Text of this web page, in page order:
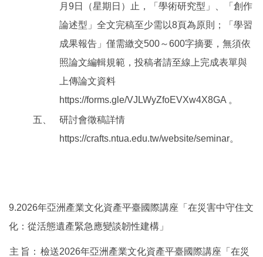
月9日（星期日）止，「學術研究型」、「創作
論述型」全文完稿至少需以8頁為原則；「學習
成果報告」僅需繳交500～600字摘要，無須依
照論文編輯規範，投稿者請至線上完成表單與
上傳論文資料
https://forms.gle/VJLWyZfoEVXw4X8GA 。
五、
研討會徵稿詳情
https://crafts.ntua.edu.tw/website/seminar。
9.2026年亞洲產業文化資產平臺國際講座「在災害中守住文
化：從活態遺產緊急應變談韌性建構」
主 旨： 檢送2026年亞洲產業文化資產平臺國際講座「在災